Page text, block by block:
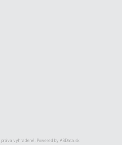
vyhradené. Powered by ASData.sk